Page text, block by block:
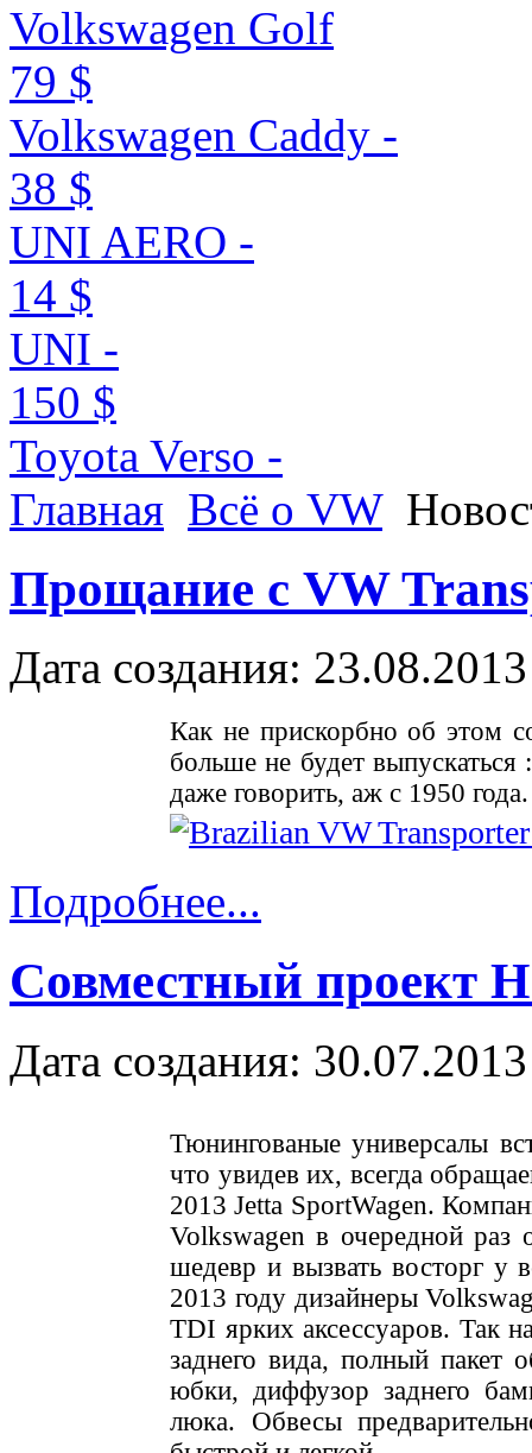
Volkswagen Golf
79 $
Volkswagen Caddy -
38 $
UNI AERO -
14 $
UNI -
150 $
Toyota Verso -
Главная Всё о VW
Прощание с VW
Дата создания: 23.08.2013
Как не прискорбно об этом
больше не будет
даже говорить, аж с 1950
Подробнее...
Совместный проект
Дата создания: 30.07.2013
Тюнингованые универсалы
что увидев их, всегда
2013 Jetta SportWagen.
Volkswagen в очередной раз
шедевр и вызвать восторг у
2013 году дизайнеры
TDI ярких аксессуаров. Так
заднего вида, полный пакет
юбки, диффузор заднего
люка. Обвесы